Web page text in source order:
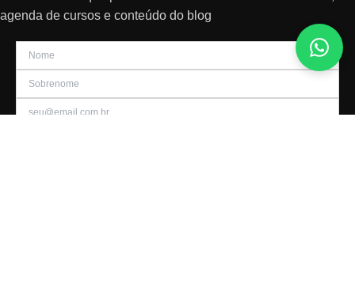
agenda de cursos e conteúdo do blog